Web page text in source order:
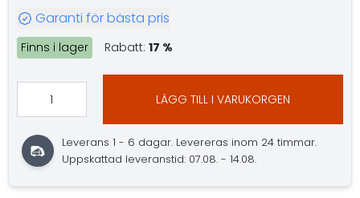
Garanti för bästa pris
Finns i lager Rabatt: 17 %
LÄGG TILL I VARUKORGEN
Leverans 1 - 6 dagar. Levereras inom 24 timmar.
Uppskattad leveranstid: 07.08. - 14.08.